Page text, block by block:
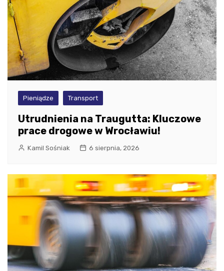
Pieniądze Transport
Utrudnienia na Traugutta: Kluczowe
prace drogowe w Wrocławiu!
Kamil Sośniak 6 sierpnia, 2026